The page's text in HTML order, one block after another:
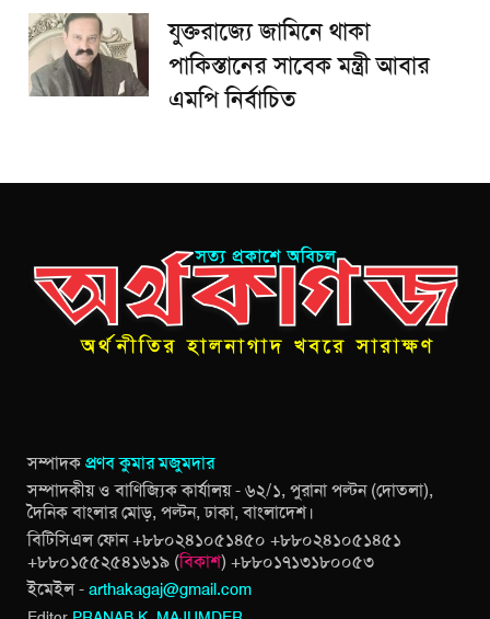
যুক্তরাজ্যে জামিনে থাকা
পাকিস্তানের সাবেক মন্ত্রী আবার
এমপি নির্বাচিত
সম্পাদকপ্রণব কুমার মজুমদার
সম্পাদকীয় ও বাণিজ্যিক কার্যালয় - ৬২/১, পুরানা পল্টন (দোতলা),
দৈনিক বাংলার মোড়, পল্টন, ঢাকা, বাংলাদেশ।
বিটিসিএল ফোন +৮৮০২৪১০৫১৪৫০ +৮৮০২৪১০৫১৪৫১
+৮৮০১৫৫২৫৪১৬১৯ (বিকাশ) +৮৮০১৭১৩১৮০০৫৩
ইমেইল - arthakagaj@gmail.com